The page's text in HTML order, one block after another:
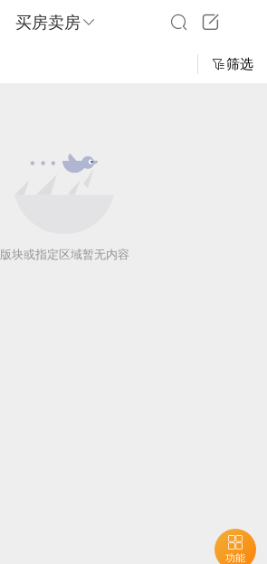
买房卖房
功能
筛选
版块或指定区域暂无内容